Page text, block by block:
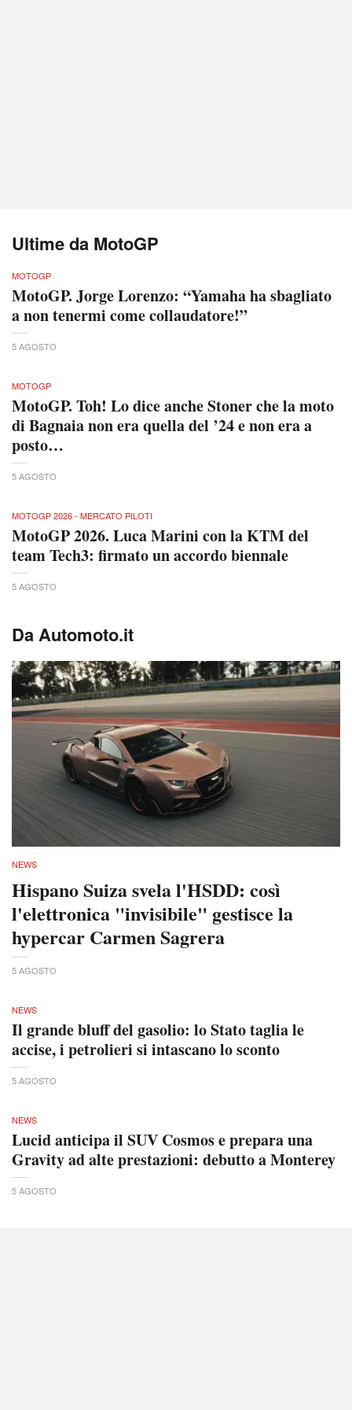
Ultime da MotoGP
MOTOGP
MotoGP. Jorge Lorenzo: “Yamaha ha sbagliato
a non tenermi come collaudatore!”
5 AGOSTO
MOTOGP
MotoGP. Toh! Lo dice anche Stoner che la moto
di Bagnaia non era quella del ’24 e non era a
posto…
5 AGOSTO
MOTOGP 2026 - MERCATO PILOTI
MotoGP 2026. Luca Marini con la KTM del
team Tech3: firmato un accordo biennale
5 AGOSTO
Da Automoto.it
NEWS
Hispano Suiza svela l'HSDD: così
l'elettronica "invisibile" gestisce la
hypercar Carmen Sagrera
5 AGOSTO
NEWS
Il grande bluff del gasolio: lo Stato taglia le
accise, i petrolieri si intascano lo sconto
5 AGOSTO
NEWS
Lucid anticipa il SUV Cosmos e prepara una
Gravity ad alte prestazioni: debutto a Monterey
5 AGOSTO